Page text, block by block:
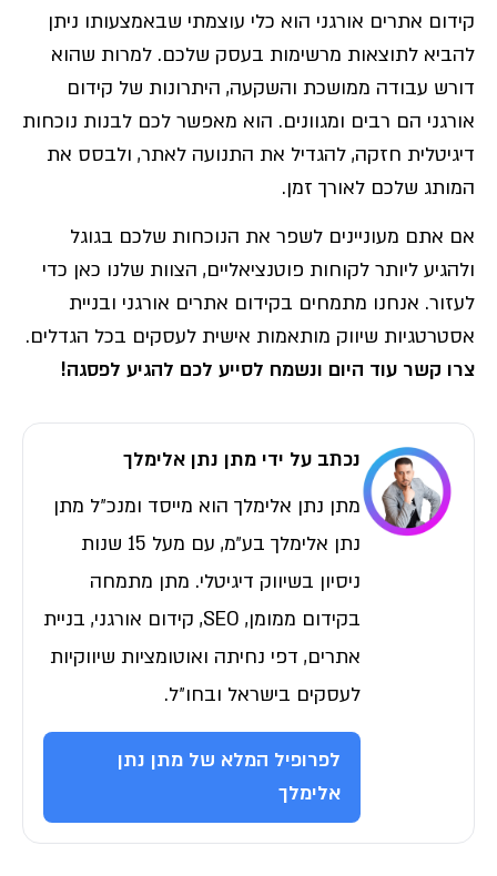
קידום אתרים אורגני הוא כלי עוצמתי שבאמצעותו ניתן
להביא לתוצאות מרשימות בעסק שלכם. למרות שהוא
דורש עבודה ממושכת והשקעה, היתרונות של קידום
אורגני הם רבים ומגוונים. הוא מאפשר לכם לבנות נוכחות
דיגיטלית חזקה, להגדיל את התנועה לאתר, ולבסס את
המותג שלכם לאורך זמן.
אם אתם מעוניינים לשפר את הנוכחות שלכם בגוגל
ולהגיע ליותר לקוחות פוטנציאליים, הצוות שלנו כאן כדי
לעזור. אנחנו מתמחים בקידום אתרים אורגני ובניית
אסטרטגיות שיווק מותאמות אישית לעסקים בכל הגדלים.
צרו קשר עוד היום ונשמח לסייע לכם להגיע לפסגה!
נכתב על ידי מתן נתן אלימלך
מתן נתן אלימלך הוא מייסד ומנכ״ל מתן
נתן אלימלך בע״מ, עם מעל 15 שנות
ניסיון בשיווק דיגיטלי. מתן מתמחה
בקידום ממומן, SEO, קידום אורגני, בניית
אתרים, דפי נחיתה ואוטומציות שיווקיות
לעסקים בישראל ובחו״ל.
לפרופיל המלא של מתן נתן
אלימלך